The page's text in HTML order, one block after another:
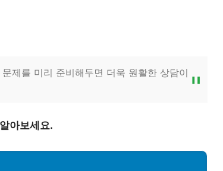
제를 미리 준비해두면 더욱 원활한 상담이
아보세요.